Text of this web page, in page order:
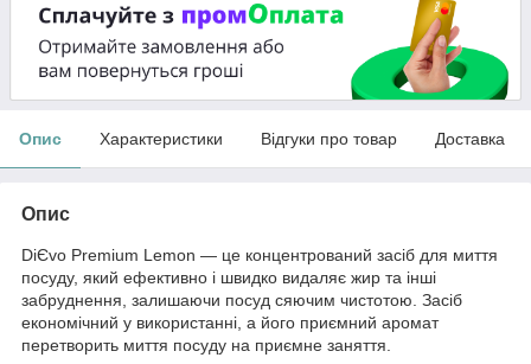
Опис Характеристики Відгуки про товар Доставка
Опис
DiЄvo Premium Lemon — це концентрований засіб для миття
посуду, який ефективно і швидко видаляє жир та інші
забруднення, залишаючи посуд сяючим чистотою. Засіб
економічний у використанні, а його приємний аромат
перетворить миття посуду на приємне заняття.